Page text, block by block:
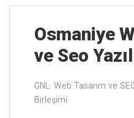
Osmaniye
ve Seo
GNL: Web Tasarım ve
Birleşimi